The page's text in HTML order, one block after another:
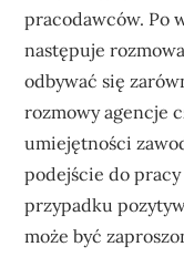
pracodawców. Po
następuje
odbywać się
rozmowy agencje
umiejętności
podejście do
przypadku
może być